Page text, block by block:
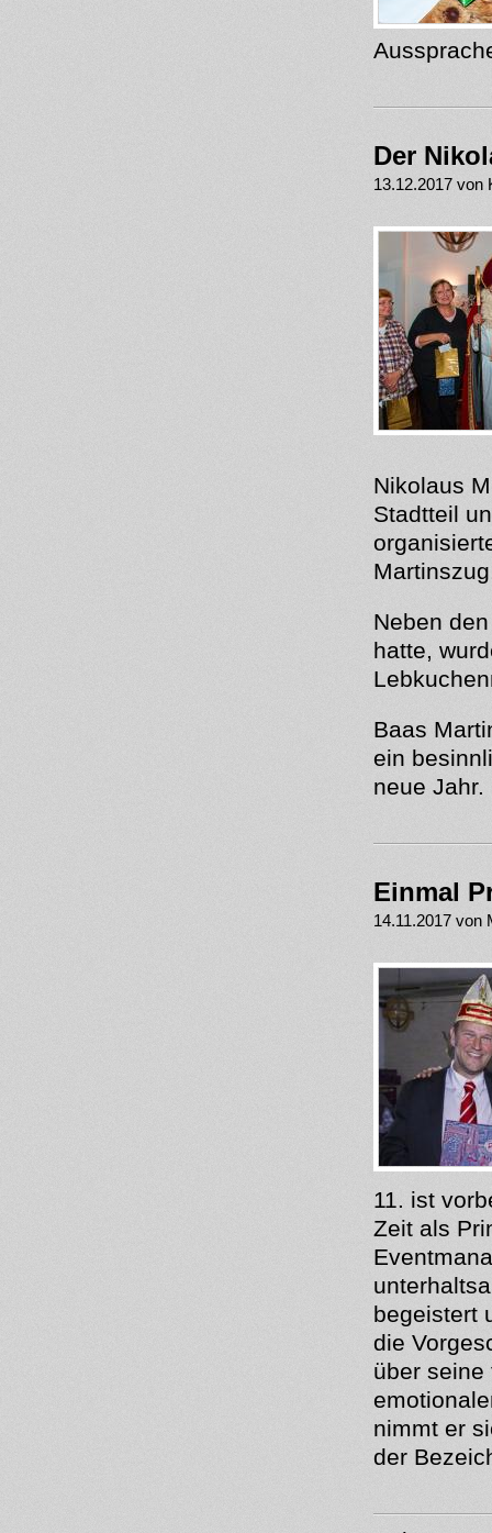
Der
13.12.2017 von
Nikolaus
Stadtteil
Neben
hatte,
Baas
ein
neue Jahr.
Einmal
14.11.2017 von
11. ist
Zeit als
begeistert
die
über seine
nimmt er
der